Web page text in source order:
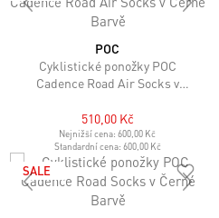
POC
Cyklistické ponožky POC
Cadence Road Air Socks v
510,00 Kč
Nejnižší cena:600,00 Kč
Standardní cena: 600,00 Kč
SALE